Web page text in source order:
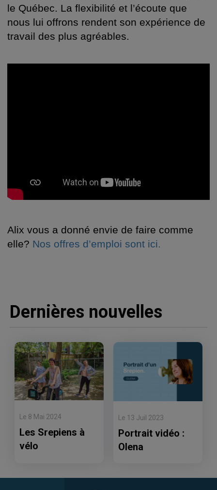
le Québec. La flexibilité et l’écoute que
nous lui offrons rendent son expérience de
travail des plus agréables.
Alix vous a donné envie de faire comme
elle? Nos offres d’emploi sont ici.
Dernières nouvelles
Le 8 Mai 2024
Les Srepiens à
vélo
Le 13 Juil 2023
Portrait vidéo :
Olena